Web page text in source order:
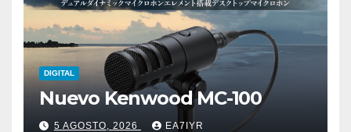
DIGITAL
Nuevo Kenwood MC-100
5 AGOSTO, 2026 EA7IYR